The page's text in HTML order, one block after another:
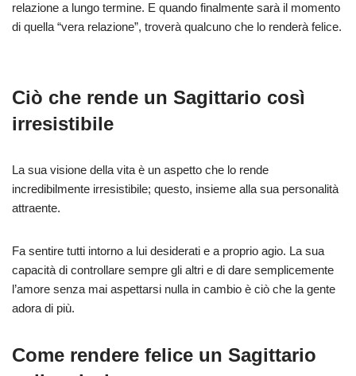
relazione a lungo termine. E quando finalmente sarà il momento
di quella “vera relazione”, troverà qualcuno che lo renderà felice.
Ciò che rende un Sagittario così
irresistibile
La sua visione della vita è un aspetto che lo rende
incredibilmente irresistibile; questo, insieme alla sua personalità
attraente.
Fa sentire tutti intorno a lui desiderati e a proprio agio. La sua
capacità di controllare sempre gli altri e di dare semplicemente
l’amore senza mai aspettarsi nulla in cambio è ciò che la gente
adora di più.
Come rendere felice un Sagittario